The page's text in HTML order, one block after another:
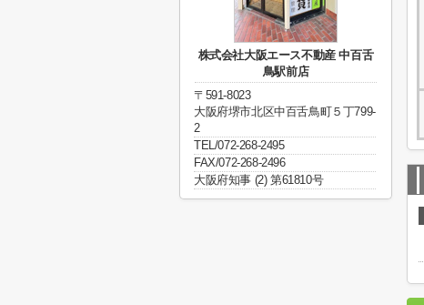
株式会社大阪エース不動産 中百舌
鳥駅前店
〒591-8023
大阪府堺市北区中百舌鳥町５丁799-
2
TEL/072-268-2495
FAX/072-268-2496
大阪府知事 (2) 第61810号